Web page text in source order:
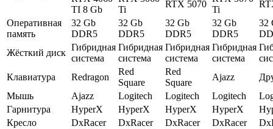
TI 8 Gb
Ti
RTX 5070
Ti
Оперативная
память
32 Gb
DDR5
32 Gb
DDR5
32 Gb
DDR5
32 Gb
DDR5
32
Жёсткий диск
Гибридная
система
Гибридная
система
Гибридная
система
Гибридная
система
Клавиатура
Redragon
Red
Square
Red
Square
Ajazz
Мышь
Ajazz Logitech Logitech Logitech
Гарнитура
HyperX HyperX HyperX HyperX
Кресло
DxRacer DxRacer DxRacer DxRacer